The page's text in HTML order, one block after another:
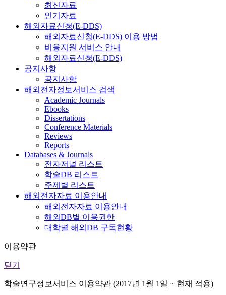
최신자료
인기자료
해외자료신청(E-DDS)
해외자료신청(E-DDS) 이용 방법
비용지원 서비스 안내
해외자료신청(E-DDS)
공지사항
공지사항
해외전자정보서비스 검색
Academic Journals
Ebooks
Dissertations
Conference Materials
Reviews
Reports
Databases & Journals
전자저널 리스트
학술DB 리스트
주제별 리스트
해외전자자료 이용안내
해외전자자료 이용안내
해외DB별 이용권한
대학별 해외DB 구독현황
이용약관
닫기
학술연구정보서비스 이용약관 (2017년 1월 1일 ~ 현재 적용)